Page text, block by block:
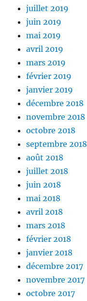
juillet 2019
juin 2019
mai 2019
avril 2019
mars 2019
février 2019
janvier 2019
décembre 2018
novembre 2018
octobre 2018
septembre 2018
août 2018
juillet 2018
juin 2018
mai 2018
avril 2018
mars 2018
février 2018
janvier 2018
décembre 2017
novembre 2017
octobre 2017